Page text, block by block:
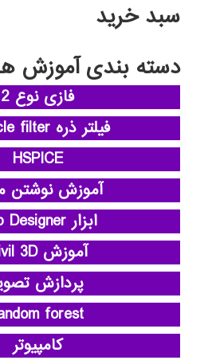
سبد خرید
دسته بندی آموزش
فازی نوع 2
فیلتر ذره particle filter
HSPICE
آموزش نوشتن
ابزار App Designer
آموزش Civil 3D
پردازش
forest
کامپیوتر